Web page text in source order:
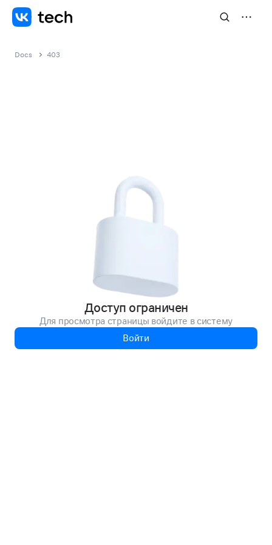
Docs 403
Доступ ограничен
Для просмотра страницы войдите в систему
Войти